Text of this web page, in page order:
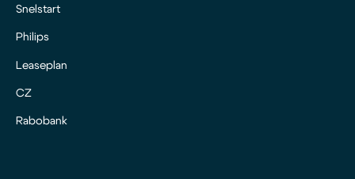
Snelstart
Philips
Leaseplan
CZ
Rabobank